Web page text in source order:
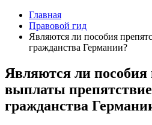
Главная
Правовой гид
Являются ли пособия
гражданства Германии?
Являются ли
выплаты
гражданства